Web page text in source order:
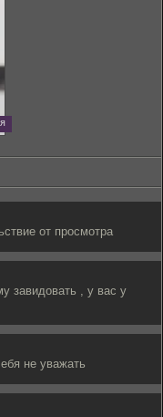
от просмотра
завидовать , у вас у
не уважать